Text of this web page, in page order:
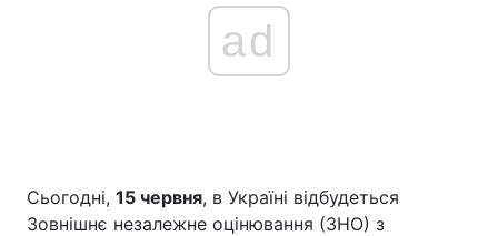
ad
Сьогодні, 15 червня, в Україні відбудеться
Зовнішнє незалежне оцінювання (ЗНО) з